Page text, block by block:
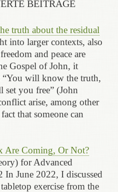
BEITRÄGE
truth about the residual
into larger contexts, also
and peace are
Gospel of John, it
“You will know the truth,
set you free” (John
arise, among other
that someone can
Are Coming, Or Not?
for Advanced
In June 2022, I discussed
exercise from the